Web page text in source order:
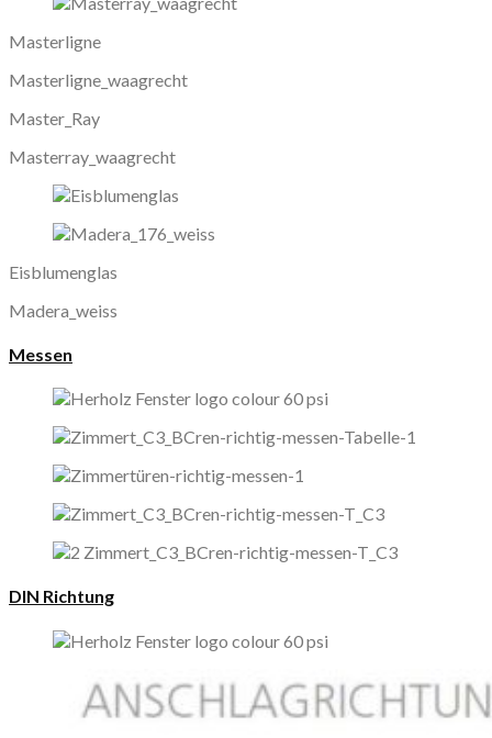
Masterligne
Masterligne_waagrecht
Master_Ray
Masterray_waagrecht
Eisblumenglas
Madera_weiss
Messen
DIN Richtung